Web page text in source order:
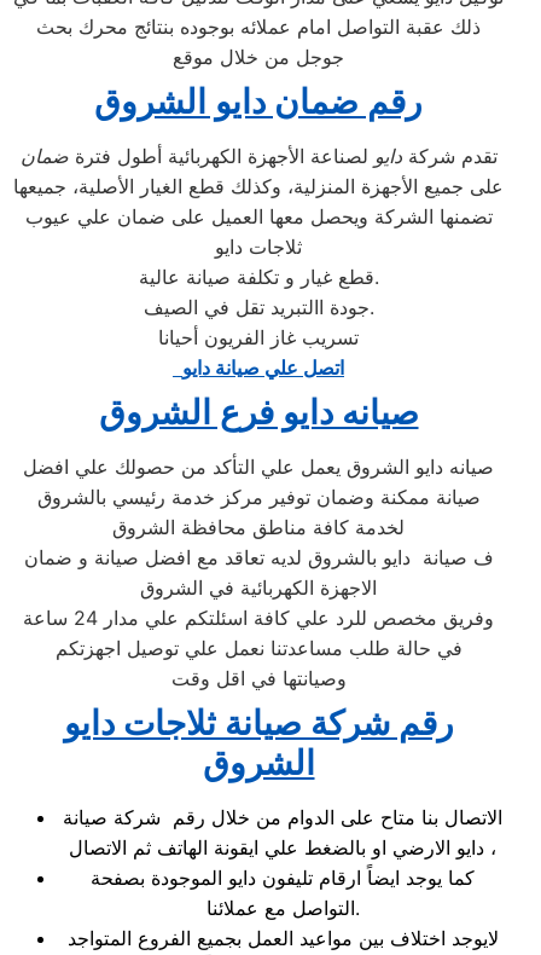
ذلك عقبة التواصل امام عملائه بوجوده بنتائج محرك بحث
جوجل من خلال موقع
رقم ضمان دايو الشروق
تقدم شركةدايو لصناعة الأجهزة الكهربائية أطول فترةضمان
على جميع الأجهزة المنزلية، وكذلك قطع الغيار الأصلية، جميعها
تضمنها الشركة ويحصل معها العميل على ضمان علي عيوب
ثلاجات دايو
قطع غيار و تكلفة صيانة عالية.
جودة االتبريد تقل في الصيف.
تسريب غاز الفريون أحيانا
اتصل علي صيانة دايو
صيانه دايو فرع الشروق
صيانه دايو الشروق يعمل علي التأكد من حصولك علي افضل
صيانة ممكنة وضمان توفير مركز خدمة رئيسي بالشروق
لخدمة كافة مناطق محافظة الشروق
ف صيانة دايو بالشروق لديه تعاقد مع افضل صيانة و ضمان
الاجهزة الكهربائية في الشروق
وفريق مخصص للرد علي كافة اسئلتكم علي مدار 24 ساعة
في حالة طلب مساعدتنا نعمل علي توصيل اجهزتكم
وصيانتها في اقل وقت
رقم شركة صيانة ثلاجات دايو
الشروق
الاتصال بنا متاح على الدوام من خلال رقم شركة صيانة
دايو الارضي او بالضغط علي ايقونة الهاتف ثم الاتصال ،
كما يوجد ايضاً ارقام تليفون دايو الموجودة بصفحة
التواصل مع عملائنا.
لايوجد اختلاف بين مواعيد العمل بجميع الفروع المتواجد